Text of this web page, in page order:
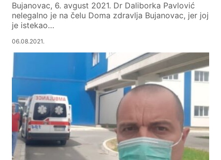
Bujanovac, 6. avgust 2021. Dr Daliborka Pavlović
nelegalno je na čelu Doma zdravlja Bujanovac, jer joj
je istekao…
06.08.2021.